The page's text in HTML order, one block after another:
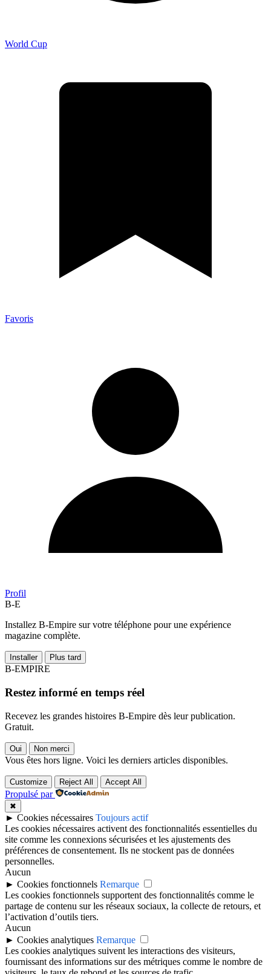
World Cup
Favoris
Profil
B-E
Installez B-Empire sur votre téléphone pour une expérience
magazine complète.
Installer Plus tard
B-EMPIRE
Restez informé en temps réel
Recevez les grandes histoires B-Empire dès leur publication.
Gratuit.
Oui Non merci
Vous êtes hors ligne. Voici les derniers articles disponibles.
Customize Reject All Accept All
Propulsé par
✖
► Cookies nécessaires Toujours actif
Les cookies nécessaires activent des fonctionnalités essentielles du
site comme les connexions sécurisées et les ajustements des
préférences de consentement. Ils ne stockent pas de données
personnelles.
Aucun
► Cookies fonctionnels Remarque
Les cookies fonctionnels supportent des fonctionnalités comme le
partage de contenu sur les réseaux sociaux, la collecte de retours, et
l’activation d’outils tiers.
Aucun
► Cookies analytiques Remarque
Les cookies analytiques suivent les interactions des visiteurs,
fournissant des informations sur des métriques comme le nombre de